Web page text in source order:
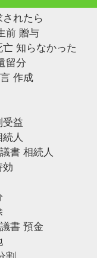
れたら
前 贈与
知らなかった
留分
作成
受益
人
書 相続人
効
書 預金